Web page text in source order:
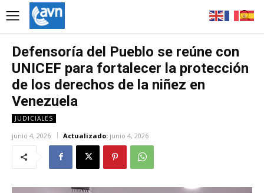
Defensoría del Pueblo se reúne con
UNICEF para fortalecer la protección
de los derechos de la niñez en
Venezuela
JUDICIALES
junio 4, 2026 Actualizado: junio 4, 2026